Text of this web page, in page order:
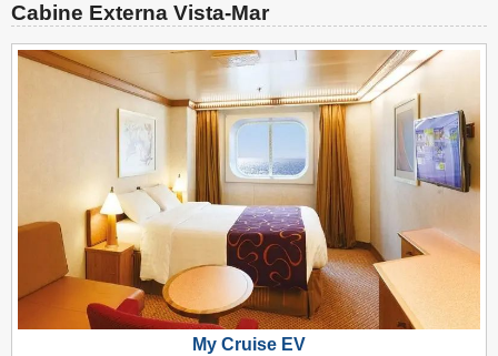
Cabine Externa Vista-Mar
My Cruise EV